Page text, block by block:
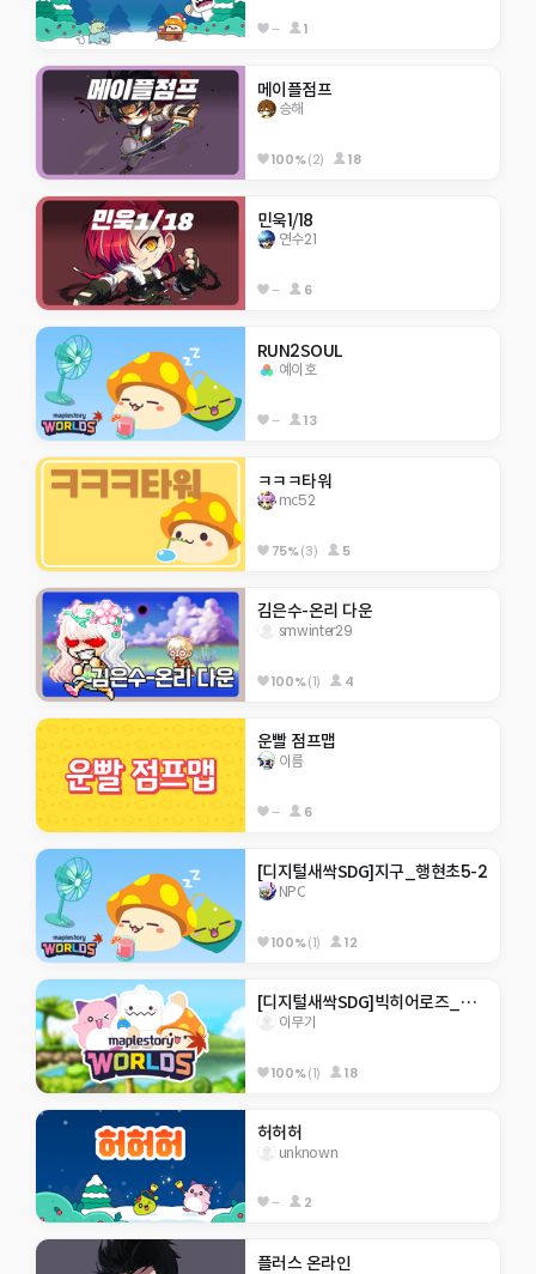
-- 1
메이플점프
승해
100%(2) 18
민욱1/18
연수21
-- 6
RUN2SOUL
예이호
-- 13
ㅋㅋㅋ타워
mc52
75%(3) 5
김은수-온리 다운
smwinter29
100%(1) 4
운빨 점프맵
이름
-- 6
[디지털새싹SDG]지구_행현초5-2
NPC
100%(1) 12
[디지털새싹SDG]빅히어로즈_제주한라대_310호_미래에서 온 점프맵
이무기
100%(1) 18
허허허
unknown
-- 2
플러스 온라인